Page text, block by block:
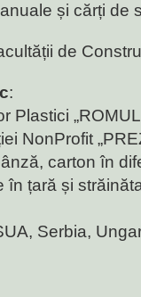
și cărți de
de
:
Plastici
NonProfit
carton în
în țară și
Serbia,